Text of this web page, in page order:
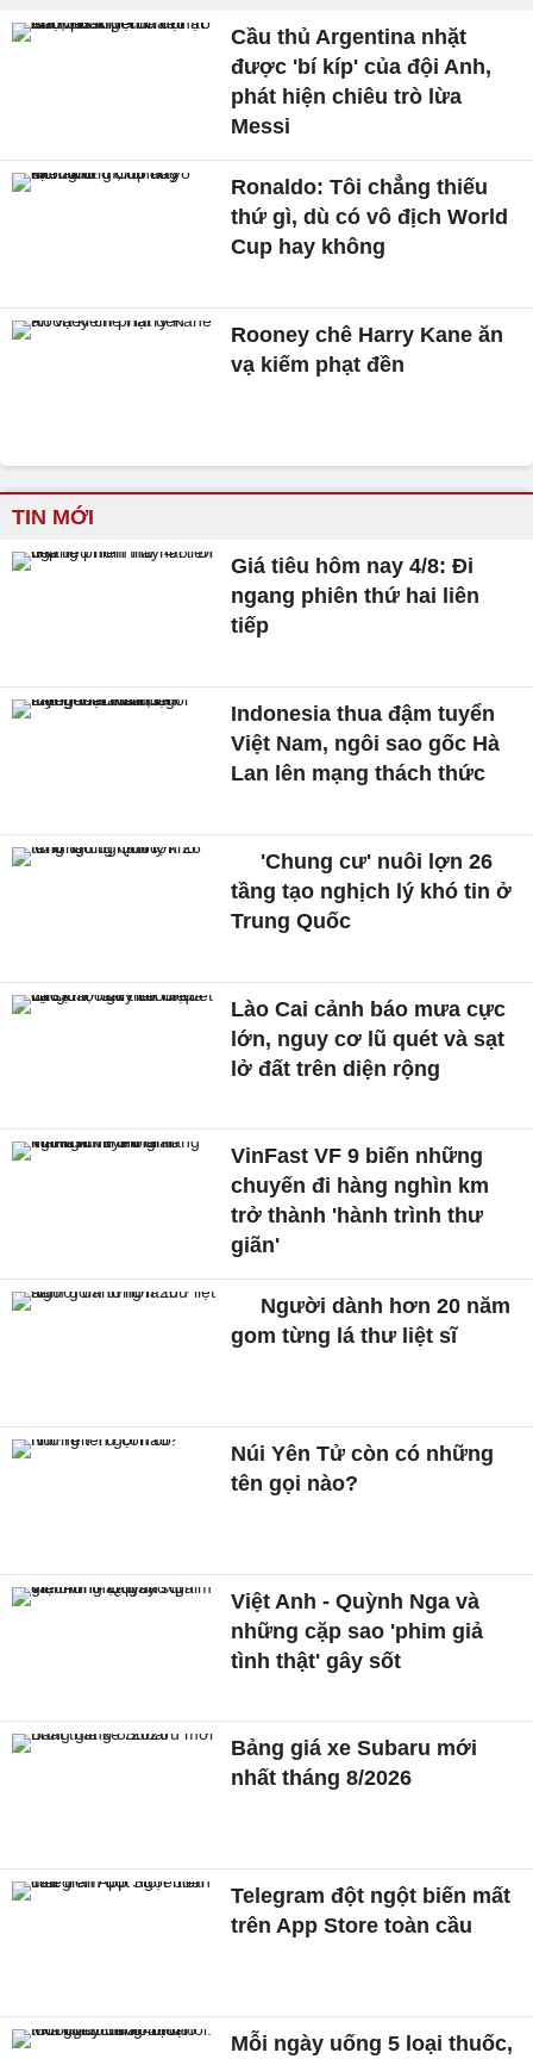
Cầu thủ Argentina nhặt
được 'bí kíp' của đội Anh,
phát hiện chiêu trò lừa
Messi
Ronaldo: Tôi chẳng thiếu
thứ gì, dù có vô địch World
Cup hay không
Rooney chê Harry Kane ăn
vạ kiếm phạt đền
TIN MỚI
Giá tiêu hôm nay 4/8: Đi
ngang phiên thứ hai liên
tiếp
Indonesia thua đậm tuyển
Việt Nam, ngôi sao gốc Hà
Lan lên mạng thách thức
'Chung cư' nuôi lợn 26
tầng tạo nghịch lý khó tin ở
Trung Quốc
Lào Cai cảnh báo mưa cực
lớn, nguy cơ lũ quét và sạt
lở đất trên diện rộng
VinFast VF 9 biến những
chuyến đi hàng nghìn km
trở thành 'hành trình thư
giãn'
Người dành hơn 20 năm
gom từng lá thư liệt sĩ
Núi Yên Tử còn có những
tên gọi nào?
Việt Anh - Quỳnh Nga và
những cặp sao 'phim giả
tình thật' gây sốt
Bảng giá xe Subaru mới
nhất tháng 8/2026
Telegram đột ngột biến mất
trên App Store toàn cầu
Mỗi ngày uống 5 loại thuốc,